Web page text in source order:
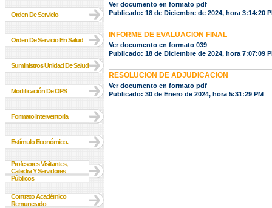
Orden De Servicio
Orden De Servicio En Salud
Suministros Unidad De Salud
Modificación De OPS
Formato Interventoria
Estímulo Económico.
Profesores Visitantes,
Catedra Y Servidores
Públicos
Contrato Académico
Remunerado
Ver documento en formato pdf
Publicado: 18 de Diciembre de 2024, hora 3:14:20
INFORME DE EVALUACION FINAL
Ver documento en formato 039
Publicado: 18 de Diciembre de 2024, hora 7:07:09
RESOLUCION DE ADJUDICACION
Ver documento en formato pdf
Publicado: 30 de Enero de 2024, hora 5:31:29 PM